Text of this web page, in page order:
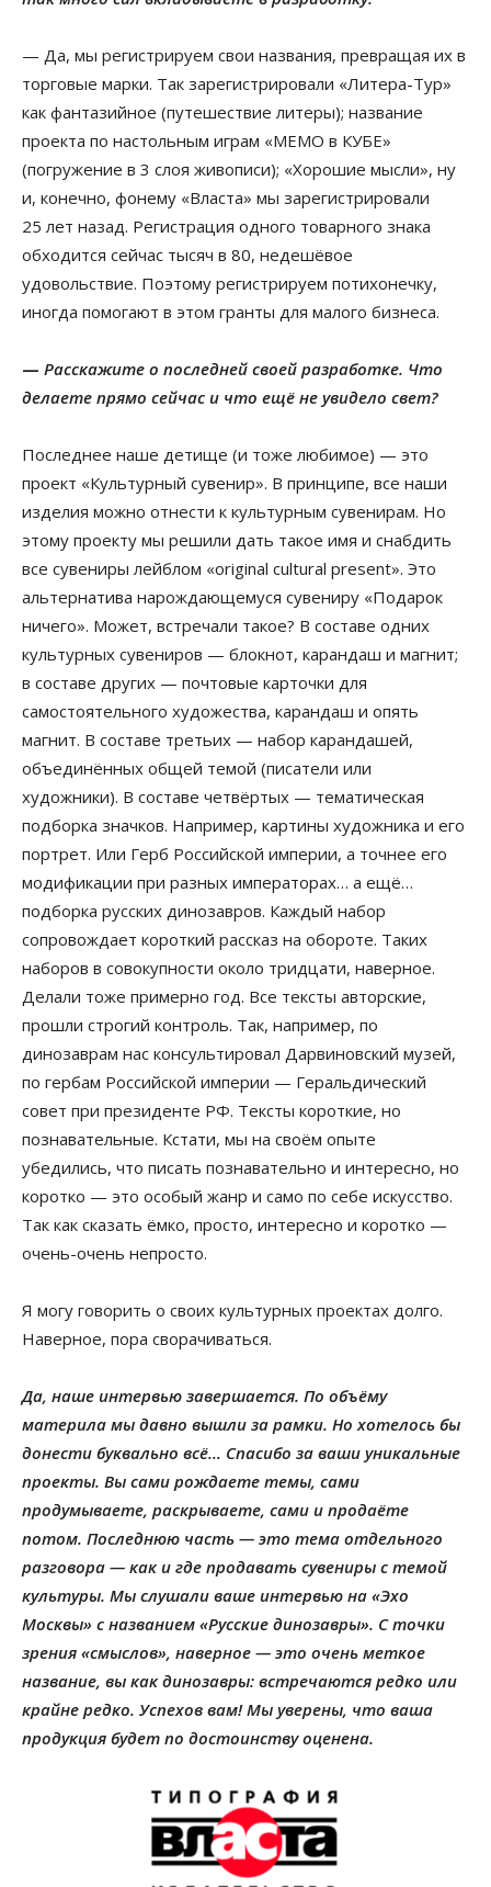
— Да, мы регистрируем свои названия, превращая их в
торговые марки. Так зарегистрировали «Литера-Тур»
как фантазийное (путешествие литеры); название
проекта по настольным играм «МЕМО в КУБЕ»
(погружение в 3 слоя живописи); «Хорошие мысли», ну
и, конечно, фонему «Власта» мы зарегистрировали
25 лет назад. Регистрация одного товарного знака
обходится сейчас тысяч в 80, недешёвое
удовольствие. Поэтому регистрируем потихонечку,
иногда помогают в этом гранты для малого бизнеса.
— Расскажите о последней своей разработке. Что
делаете прямо сейчас и что ещё не увидело свет?
Последнее наше детище (и тоже любимое) — это
проект «Культурный сувенир». В принципе, все наши
изделия можно отнести к культурным сувенирам. Но
этому проекту мы решили дать такое имя и снабдить
все сувениры лейблом «original cultural present». Это
альтернатива нарождающемуся сувениру «Подарок
ничего». Может, встречали такое? В составе одних
культурных сувениров — блокнот, карандаш и магнит;
в составе других — почтовые карточки для
самостоятельного художества, карандаш и опять
магнит. В составе третьих — набор карандашей,
объединённых общей темой (писатели или
художники). В составе четвёртых — тематическая
подборка значков. Например, картины художника и его
портрет. Или Герб Российской империи, а точнее его
модификации при разных императорах… а ещё…
подборка русских динозавров. Каждый набор
сопровождает короткий рассказ на обороте. Таких
наборов в совокупности около тридцати, наверное.
Делали тоже примерно год. Все тексты авторские,
прошли строгий контроль. Так, например, по
динозаврам нас консультировал Дарвиновский музей,
по гербам Российской империи — Геральдический
совет при президенте РФ. Тексты короткие, но
познавательные. Кстати, мы на своём опыте
убедились, что писать познавательно и интересно, но
коротко — это особый жанр и само по себе искусство.
Так как сказать ёмко, просто, интересно и коротко —
очень-очень непросто.
Я могу говорить о своих культурных проектах долго.
Наверное, пора сворачиваться.
Да, наше интервью завершается. По объёму
материла мы давно вышли за рамки. Но хотелось бы
донести буквально всё… Спасибо за ваши уникальные
проекты. Вы сами рождаете темы, сами
продумываете, раскрываете, сами и продаёте
потом. Последнюю часть — это тема отдельного
разговора — как и где продавать сувениры с темой
культуры. Мы слушали ваше интервью на «Эхо
Москвы» с названием «Русские динозавры». С точки
зрения «смыслов», наверное — это очень меткое
название, вы как динозавры: встречаются редко или
крайне редко. Успехов вам! Мы уверены, что ваша
продукция будет по достоинству оценена.